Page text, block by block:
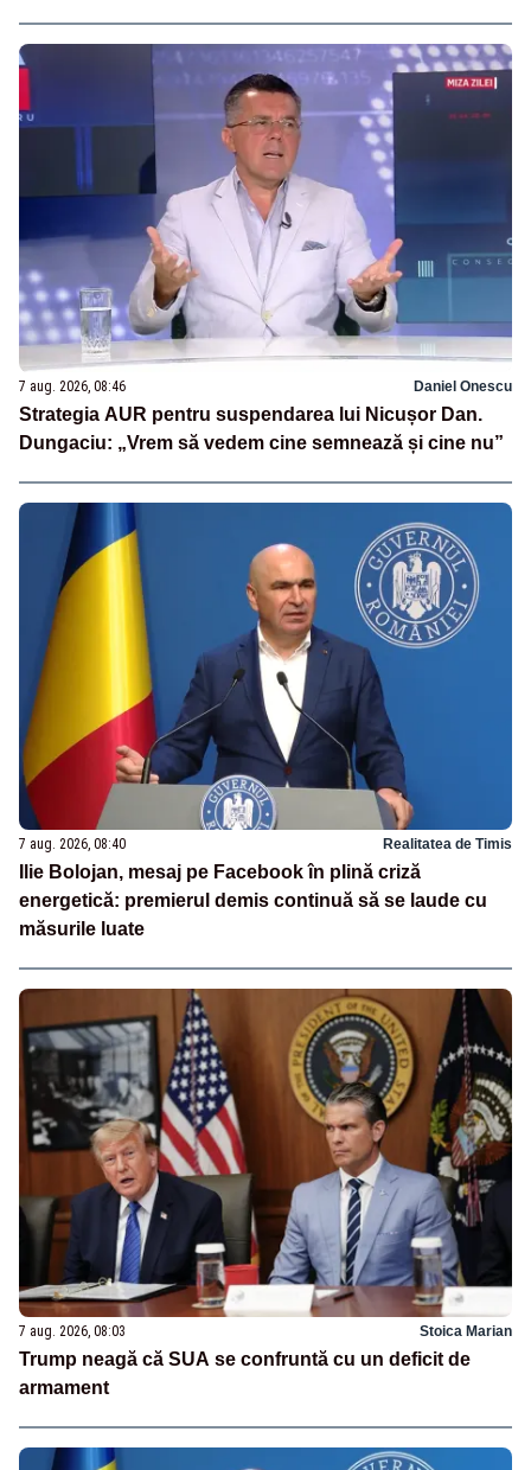
7 aug. 2026, 08:46 Daniel Onescu
Strategia AUR pentru suspendarea lui Nicușor Dan.
Dungaciu: „Vrem să vedem cine semnează și cine nu”
7 aug. 2026, 08:40 Realitatea de Timis
Ilie Bolojan, mesaj pe Facebook în plină criză
energetică: premierul demis continuă să se laude cu
măsurile luate
7 aug. 2026, 08:03 Stoica Marian
Trump neagă că SUA se confruntă cu un deficit de
armament